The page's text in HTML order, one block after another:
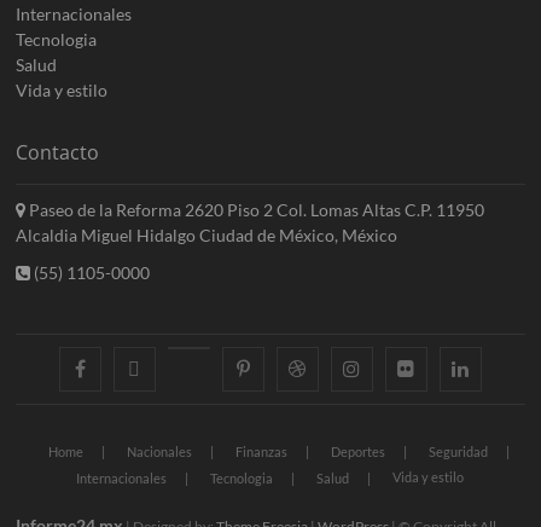
Internacionales
Tecnologia
Salud
Vida y estilo
Contacto
Paseo de la Reforma 2620 Piso 2 Col. Lomas Altas C.P. 11950
Alcaldia Miguel Hidalgo Ciudad de México, México
(55) 1105-0000
facebook googlepluspinterestdribbble instagramflickr linkedin
Home Nacionales Finanzas Deportes
Seguridad
Internacionales
Tecnologia Salud Vida y estilo